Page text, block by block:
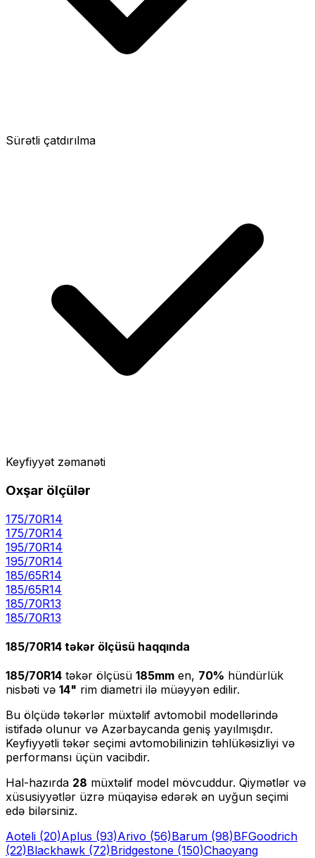
Sürətli çatdırılma
Keyfiyyət zəmanəti
Oxşar ölçülər
175/70R14
175/70R14
195/70R14
195/70R14
185/65R14
185/65R14
185/70R13
185/70R13
185/70R14 təkər ölçüsü haqqında
185/70R14 təkər ölçüsü 185mm en, 70% hündürlük
nisbəti və 14" rim diametri ilə müəyyən edilir.
Bu ölçüdə təkərlər müxtəlif avtomobil modellərində
istifadə olunur və Azərbaycanda geniş yayılmışdır.
Keyfiyyətli təkər seçimi avtomobilinizin təhlükəsizliyi və
performansı üçün vacibdir.
Hal-hazırda 28 müxtəlif model mövcuddur. Qiymətlər və
xüsusiyyətlər üzrə müqayisə edərək ən uyğun seçimi
edə bilərsiniz.
Aoteli (20)Aplus (93)Arivo (56)Barum (98)BFGoodrich
(22)Blackhawk (72)Bridgestone (150)Chaoyang